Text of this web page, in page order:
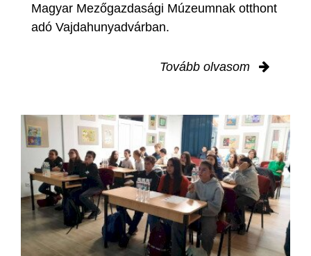
Magyar Mezőgazdasági Múzeumnak otthont
adó Vajdahunyadvárban.
Tovább olvasom